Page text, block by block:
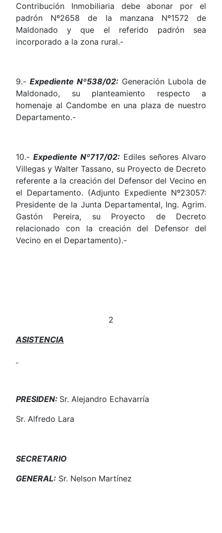
Contribución Inmobiliaria debe abonar por el
padrón Nº2658 de la manzana Nº1572 de
Maldonado y que el referido padrón sea
incorporado a la zona rural.-
9.- Expediente Nº538/02: Generación Lubola de
Maldonado, su planteamiento respecto a
homenaje al Candombe en una plaza de nuestro
Departamento.-
10.- Expediente Nº717/02: Ediles señores Alvaro
Villegas y Walter Tassano, su Proyecto de Decreto
referente a la creación del Defensor del Vecino en
el Departamento. (Adjunto Expediente Nº23057:
Presidente de la Junta Departamental, Ing. Agrim.
Gastón Pereira, su Proyecto de Decreto
relacionado con la creación del Defensor del
Vecino en el Departamento).-
2
ASISTENCIA
PRESIDEN: Sr. Alejandro Echavarría
Sr. Alfredo Lara
SECRETARIO
GENERAL: Sr. Nelson Martínez